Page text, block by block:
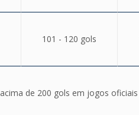
101 - 120 gols
acima de 200 gols em jogos oficiais